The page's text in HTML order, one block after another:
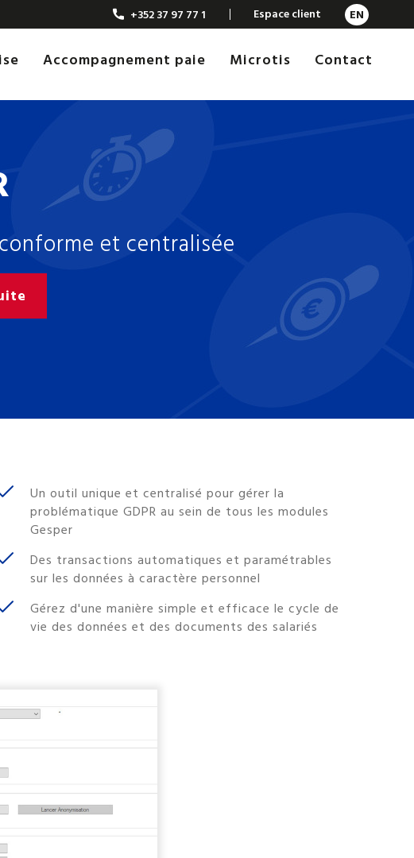
+352 37 97 77 1 Espace client EN
Accompagnement paie Microtis Contact
et centralisée
Un outil unique et centralisé pour gérer la
problématique GDPR au sein de tous les modules
Gesper
Des transactions automatiques et paramétrables
sur les données à caractère personnel
Gérez d'une manière simple et efficace le cycle de
vie des données et des documents des salariés